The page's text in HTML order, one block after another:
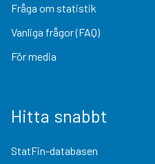
Fråga om statistik
Vanliga frågor (FAQ)
För media
Hitta snabbt
StatFin-databasen